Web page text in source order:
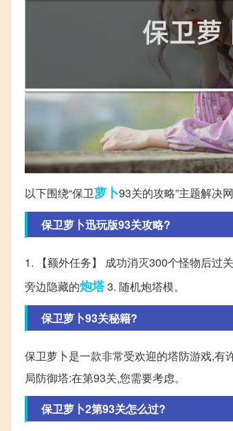
以下围绕“保卫萝卜93关的攻略”主题解决
保卫萝卜迅玩版93关攻略?
1. 【额外任务】 成功消灭300个怪物后过
旁边隐藏的炮塔3. 随机炮塔模。
保卫萝卜93关秘籍?
保卫萝卜是一款非常受欢迎的塔防游戏,有
局防御塔:在第93关,您需要考虑。
保卫萝卜2第93关怎么过?